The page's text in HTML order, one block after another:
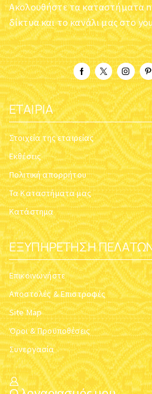
Ακολουθήστε τα καταστήματα
δίκτυα και το κανάλι μας στο
ΕΤΑΙΡΊΑ
Στοιχεία της εταιρείας
Εκθέσεις
Πολιτική απορρήτου
Τα Καταστήματα μας
Κατάστημα
ΕΞΥΠΗΡΈΤΗΣΗ
Επικοινωνήστε
Αποστολές & Επιστροφές
Site Map
Όροι & Προϋποθέσεις
Συνεργασία